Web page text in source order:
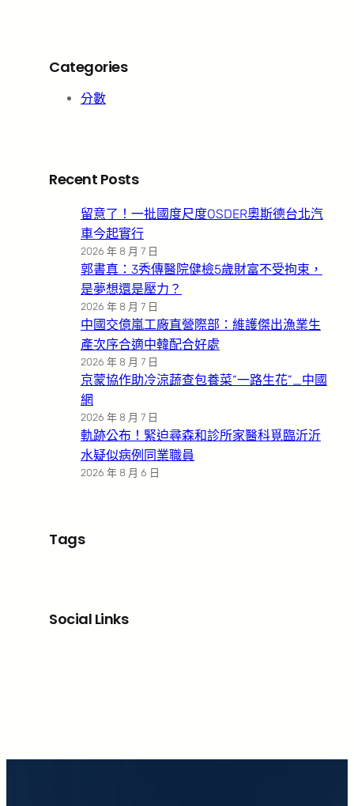
Categories
分數
Recent Posts
留意了！一批國度尺度OSDER奧斯德台北汽
車今起實行
2026 年 8 月 7 日
郭書真：3秀傳醫院健檢5歲財富不受拘束，
是夢想還是壓力？
2026 年 8 月 7 日
中國交億嵐工廠直營際部：維護傑出漁業生
產次序合適中韓配合好處
2026 年 8 月 7 日
京蒙協作助冷涼蔬查包養菜“一路生花”_中國
網
2026 年 8 月 7 日
軌跡公布！緊迫尋森和診所家醫科覓臨沂沂
水疑似病例同業職員
2026 年 8 月 6 日
Tags
Social Links